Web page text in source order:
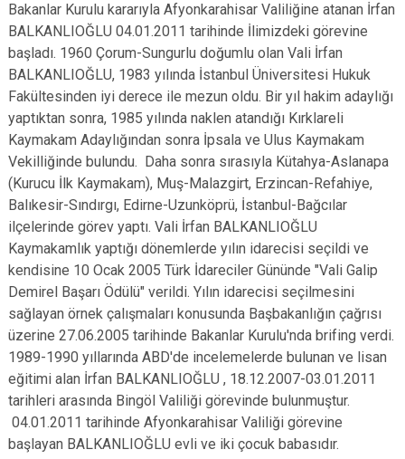
Bakanlar Kurulu kararıyla Afyonkarahisar Valiliğine atanan İrfan
BALKANLIOĞLU 04.01.2011 tarihinde İlimizdeki görevine
başladı. 1960 Çorum-Sungurlu doğumlu olan Vali İrfan
BALKANLIOĞLU, 1983 yılında İstanbul Üniversitesi Hukuk
Fakültesinden iyi derece ile mezun oldu. Bir yıl hakim adaylığı
yaptıktan sonra, 1985 yılında naklen atandığı Kırklareli
Kaymakam Adaylığından sonra İpsala ve Ulus Kaymakam
Vekilliğinde bulundu. Daha sonra sırasıyla Kütahya-Aslanapa
(Kurucu İlk Kaymakam), Muş-Malazgirt, Erzincan-Refahiye,
Balıkesir-Sındırgı, Edirne-Uzunköprü, İstanbul-Bağcılar
ilçelerinde görev yaptı. Vali İrfan BALKANLIOĞLU
Kaymakamlık yaptığı dönemlerde yılın idarecisi seçildi ve
kendisine 10 Ocak 2005 Türk İdareciler Gününde "Vali Galip
Demirel Başarı Ödülü" verildi. Yılın idarecisi seçilmesini
sağlayan örnek çalışmaları konusunda Başbakanlığın çağrısı
üzerine 27.06.2005 tarihinde Bakanlar Kurulu'nda brifing verdi.
1989-1990 yıllarında ABD'de incelemelerde bulunan ve lisan
eğitimi alan İrfan BALKANLIOĞLU , 18.12.2007-03.01.2011
tarihleri arasında Bingöl Valiliği görevinde bulunmuştur.
04.01.2011 tarihinde Afyonkarahisar Valiliği görevine
başlayan BALKANLIOĞLU evli ve iki çocuk babasıdır.